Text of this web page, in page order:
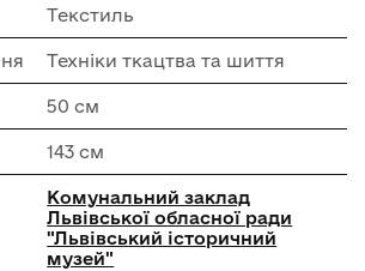
Текстиль
Техніки ткацтва та шиття
50 см
143 см
Комунальний заклад
Львівської обласної ради
"Львівський історичний
музей"